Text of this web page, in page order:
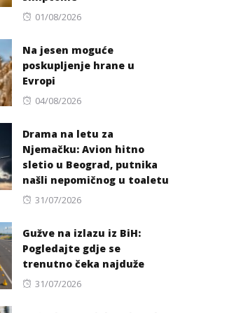
Posted
01/08/2026
Na jesen moguće
poskupljenje hrane u
Evropi
Posted
04/08/2026
Drama na letu za
Njemačku: Avion hitno
sletio u Beograd, putnika
našli nepomičnog u toaletu
Posted
31/07/2026
Gužve na izlazu iz BiH:
Pogledajte gdje se
trenutno čeka najduže
Posted
31/07/2026